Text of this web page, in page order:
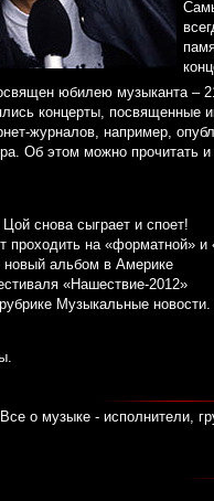
юбилею музыканта –
концерты, посвященные
журналов, например,
Об этом можно прочитать
снова сыграет и споет!
проходить на «форматной»
альбом в Америке
«Нашествие-2012»
Музыкальные новости.
о музыке - исполнители,